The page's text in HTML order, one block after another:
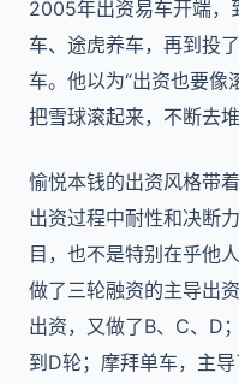
2005年出资易车开端，
车、途虎养车，再到投
车。他以为“出资也要像
把雪球滚起来，不断去
愉悦本钱的出资风格带
出资过程中耐性和决断
目，也不是特别在乎他
做了三轮融资的主导出
出资，又做了B、C、D
到D轮；摩拜单车，主导